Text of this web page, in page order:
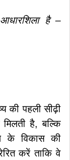
है –
की पहली सीढ़ी
मिलती है, बल्कि
के विकास की
करें ताकि वे